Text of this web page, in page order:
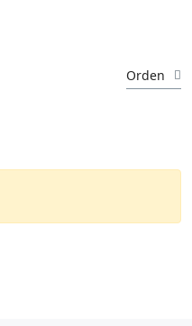
Orden